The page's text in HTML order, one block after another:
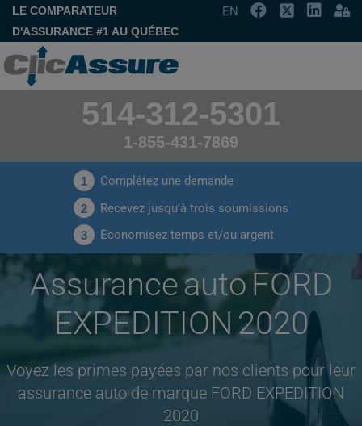
LE COMPARATEUR
D'ASSURANCE #1 AU QUÉBEC
EN
514-312-5301
1-855-431-7869
1 Complétez une demande
2 Recevez jusqu'à trois soumissions
3 Économisez temps et/ou argent
Assurance auto FORD
EXPEDITION 2020
Voyez les primes payées par nos clients pour leur
assurance auto de marque FORD EXPEDITION
2020